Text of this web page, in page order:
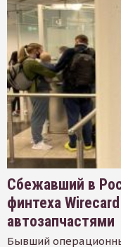
Сбежавший в
финтеха
автозапчастями
Бывший